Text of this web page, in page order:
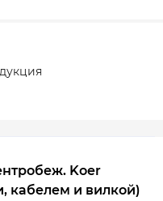
Koer
кабелем и вилкой)